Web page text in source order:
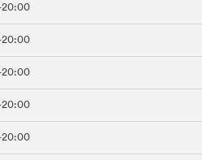
20:00
20:00
20:00
20:00
20:00